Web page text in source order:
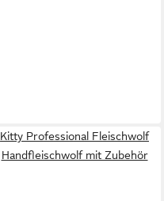
Kitty Professional Fleischwolf
Handfleischwolf mit Zubehör